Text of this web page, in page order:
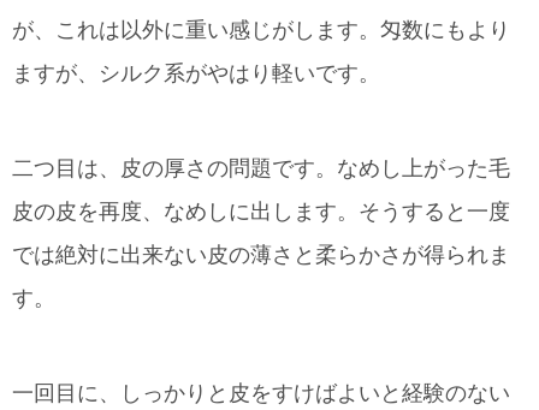
が、これは以外に重い感じがします。匁数にもより
ますが、シルク系がやはり軽いです。
二つ目は、皮の厚さの問題です。なめし上がった毛
皮の皮を再度、なめしに出します。そうすると一度
では絶対に出来ない皮の薄さと柔らかさが得られま
す。
一回目に、しっかりと皮をすけばよいと経験のない